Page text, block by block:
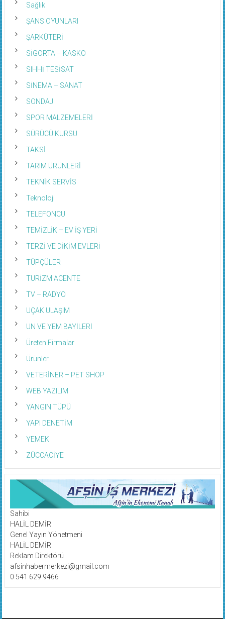
Sağlık
ŞANS OYUNLARI
ŞARKÜTERİ
SİGORTA – KASKO
SIHHİ TESİSAT
SİNEMA – SANAT
SONDAJ
SPOR MALZEMELERİ
SÜRÜCÜ KURSU
TAKSİ
TARIM ÜRÜNLERİ
TEKNİK SERVİS
Teknoloji
TELEFONCU
TEMİZLİK – EV İŞ YERİ
TERZİ VE DİKİM EVLERİ
TÜPÇÜLER
TURİZM ACENTE
TV – RADYO
UÇAK ULAŞIM
UN VE YEM BAYİLERİ
Üreten Firmalar
Ürünler
VETERİNER – PET SHOP
WEB YAZILIM
YANGIN TÜPÜ
YAPI DENETİM
YEMEK
ZÜCCACİYE
Sahibi
HALİL DEMİR
Genel Yayın Yönetmeni
HALİL DEMİR
Reklam Direktörü
afsinhabermerkezi@gmail.com
0 541 629 9466